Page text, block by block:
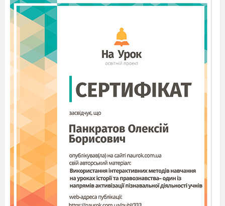
Новини дня.
Конкурс загадок.
Рухливі ігри на шкільному подвір
Конкурс на кращий букет з осіннього
листя